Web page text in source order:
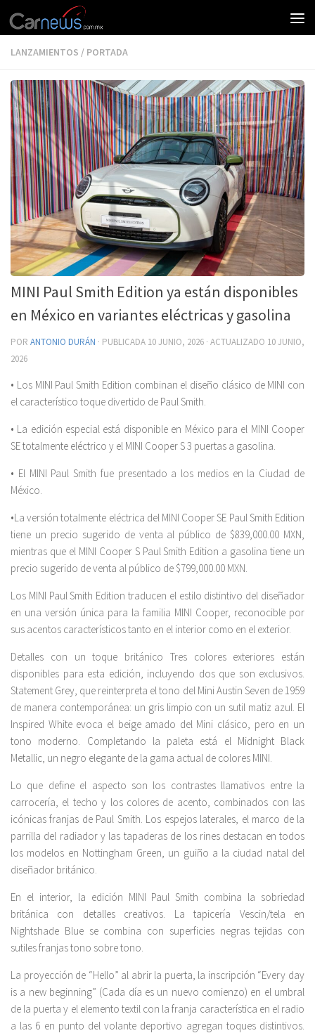
LANZAMIENTOS / PORTADA
MINI Paul Smith Edition ya están disponibles
en México en variantes eléctricas y gasolina
POR ANTONIO DURÁN · PUBLICADA 10 JUNIO, 2026 · ACTUALIZADO 10 JUNIO,
2026
• Los MINI Paul Smith Edition combinan el diseño clásico de MINI con
el característico toque divertido de Paul Smith.
• La edición especial está disponible en México para el MINI Cooper
SE totalmente eléctrico y el MINI Cooper S 3 puertas a gasolina.
• El MINI Paul Smith fue presentado a los medios en la Ciudad de
México.
•La versión totalmente eléctrica del MINI Cooper SE Paul Smith Edition
tiene un precio sugerido de venta al público de $839,000.00 MXN,
mientras que el MINI Cooper S Paul Smith Edition a gasolina tiene un
precio sugerido de venta al público de $799,000.00 MXN.
Los MINI Paul Smith Edition traducen el estilo distintivo del diseñador
en una versión única para la familia MINI Cooper, reconocible por
sus acentos característicos tanto en el interior como en el exterior.
Detalles con un toque británico Tres colores exteriores están
disponibles para esta edición, incluyendo dos que son exclusivos.
Statement Grey, que reinterpreta el tono del Mini Austin Seven de 1959
de manera contemporánea: un gris limpio con un sutil matiz azul. El
Inspired White evoca el beige amado del Mini clásico, pero en un
tono moderno. Completando la paleta está el Midnight Black
Metallic, un negro elegante de la gama actual de colores MINI.
Lo que define el aspecto son los contrastes llamativos entre la
carrocería, el techo y los colores de acento, combinados con las
icónicas franjas de Paul Smith. Los espejos laterales, el marco de la
parrilla del radiador y las tapaderas de los rines destacan en todos
los modelos en Nottingham Green, un guiño a la ciudad natal del
diseñador británico.
En el interior, la edición MINI Paul Smith combina la sobriedad
británica con detalles creativos. La tapicería Vescin/tela en
Nightshade Blue se combina con superficies negras tejidas con
sutiles franjas tono sobre tono.
La proyección de “Hello” al abrir la puerta, la inscripción “Every day
is a new beginning” (Cada día es un nuevo comienzo) en el umbral
de la puerta y el elemento textil con la franja característica en el radio
a las 6 en punto del volante deportivo agregan toques distintivos.